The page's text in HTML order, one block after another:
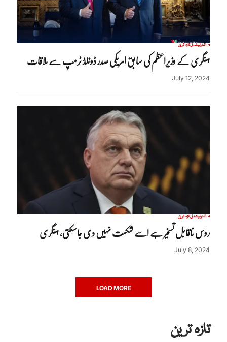
انٹرنیشنلتازہ ترین
ہنگری کے وزیراعظم کی سابق امریکی صدر ڈونلڈ ٹرمپ سے ملاقات
July 12, 2024
انٹرنیشنلتازہ ترین
روس ناقابل تسخیر ہے اسے شکست نہیں دی جاسکتی، ہنگری
July 8, 2024
LOAD MORE
تازہ ترین